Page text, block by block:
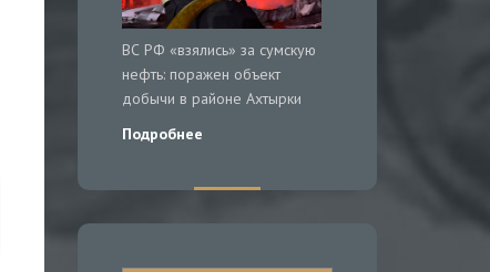
ВС РФ «взялись» за сумскую
нефть: поражен объект
добычи в районе Ахтырки
Подробнее